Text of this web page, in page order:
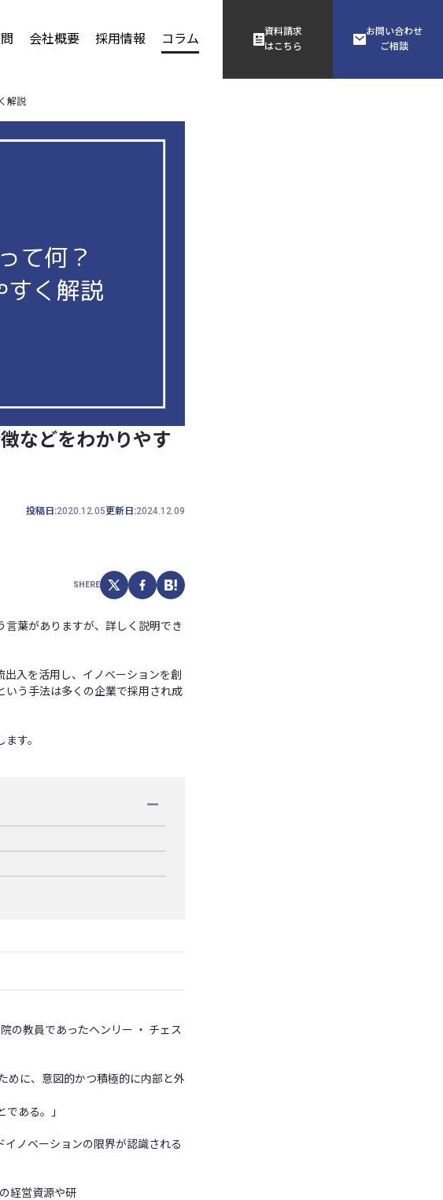
会社概要 採用情報 コラム
資料請求
はこちら
お問い合わせ
ご相談
解説
などをわかりやす
投稿日:2020.12.05更新日:2024.12.09
SHERE
葉がありますが、詳しく説明でき
入を活用し、イノベーションを創
いう手法は多くの企業で採用され成
す。
の教員であったヘンリー ・ チェス
めに、意図的かつ積極的に内部と外
ある。」
ノベーションの限界が認識される
経営資源や研